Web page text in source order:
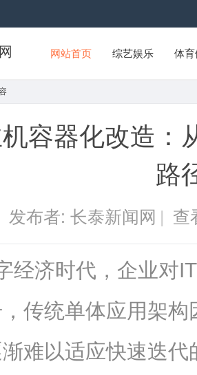
网站首页 综艺娱乐 体
容器化改造：
路
发布者: 长泰新闻网 | 查
经济时代，企业对
传统单体应用架
难以适应快速迭